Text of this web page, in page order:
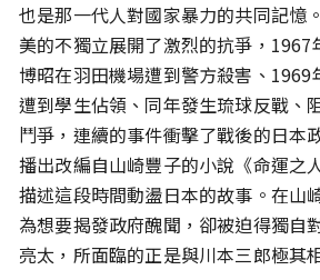
也是那一代人對國家暴力的共同記憶
美的不獨立展開了激烈的抗爭，1967
博昭在羽田機場遭到警方殺害、1969
遭到學生佔領、同年發生琉球反戰、
鬥爭，連續的事件衝擊了戰後的日本
播出改編自山崎豐子的小說《命運之
描述這段時間動盪日本的故事。在山
為想要揭發政府醜聞，卻被迫得獨自
亮太，所面臨的正是與川本三郎極其